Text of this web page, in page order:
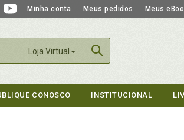
Minha conta Meus pedidos Meus
Loja Virtual
CONOSCO INSTITUCIONAL